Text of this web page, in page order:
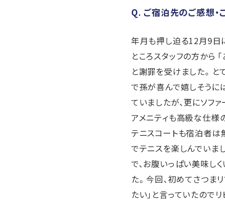
Q. ご宿泊先のご感想・
年月も押し迫る12月9日
ところスタッフの方から
と謝罪を受けました。
で孫が喜んで嬉しそうに
ていましたが、更にソフ
アメニティも高級な仕様
テニスコートも宿泊者は
でテニスを楽しんでいま
で、お腹いっぱい美味し
た。 今回、初めてさつま
たい」と言っていたので